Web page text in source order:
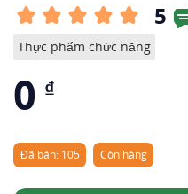
5
Thực phẩm chức năng
0 ₫
Đã bán: 105 Còn hàng